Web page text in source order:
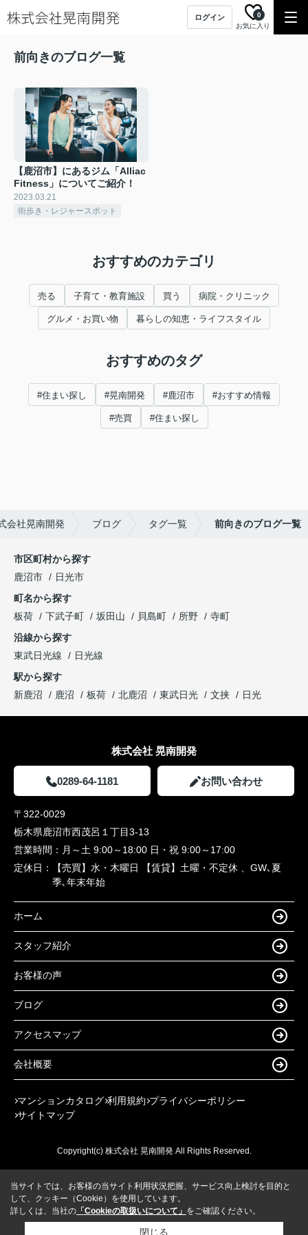
ログイン
お気に入り
0
前向きのブログ一覧
【鹿沼市】にあるジム「Alliac
Fitness」についてご紹介！
2023.03.21
街歩き・レジャースポット
おすすめのカテゴリ
売る 子育て・教育施設 買う 病院・クリニック
グルメ・お買い物 暮らしの知恵・ライフスタイル
おすすめのタグ
#住まい探し #晃南開発 #鹿沼市 #おすすめ情報
#売買 #住まい探し
会社晃南開発 ブログ タグ一覧 前向きのブログ一覧
市区町村から探す
鹿沼市
日光市
町名から探す
板荷
下武子町 坂田山 貝島町 所野
寺町
沿線から探す
東武日光線
日光線
駅から探す
新鹿沼
鹿沼 板荷 北鹿沼 東武日光 文挟 日光
株式会社 晃南開発
0289-64-1181 お問い合わせ
〒322-0029
栃木県鹿沼市西茂呂１丁目3-13
営業時間： 月～土 9:00～18:00 日・祝 9:00～17:00
定休日：
【売買】水・木曜日 【賃貸】土曜・不定休 、GW､夏
季､年末年始
ホーム
スタッフ紹介
お客様の声
ブログ
アクセスマップ
会社概要
マンションカタログ 利用規約 プライバシーポリシー
サイトマップ
Copyright(c) 株式会社 晃南開発 All Rights Reserved.
当サイトでは、お客様の当サイト利用状況把握、サービス向上検討を目的と
して、クッキー（Cookie）を使用しています。
詳しくは、当社の 「Cookieの取扱いについて」 をご確認ください。
閉じる